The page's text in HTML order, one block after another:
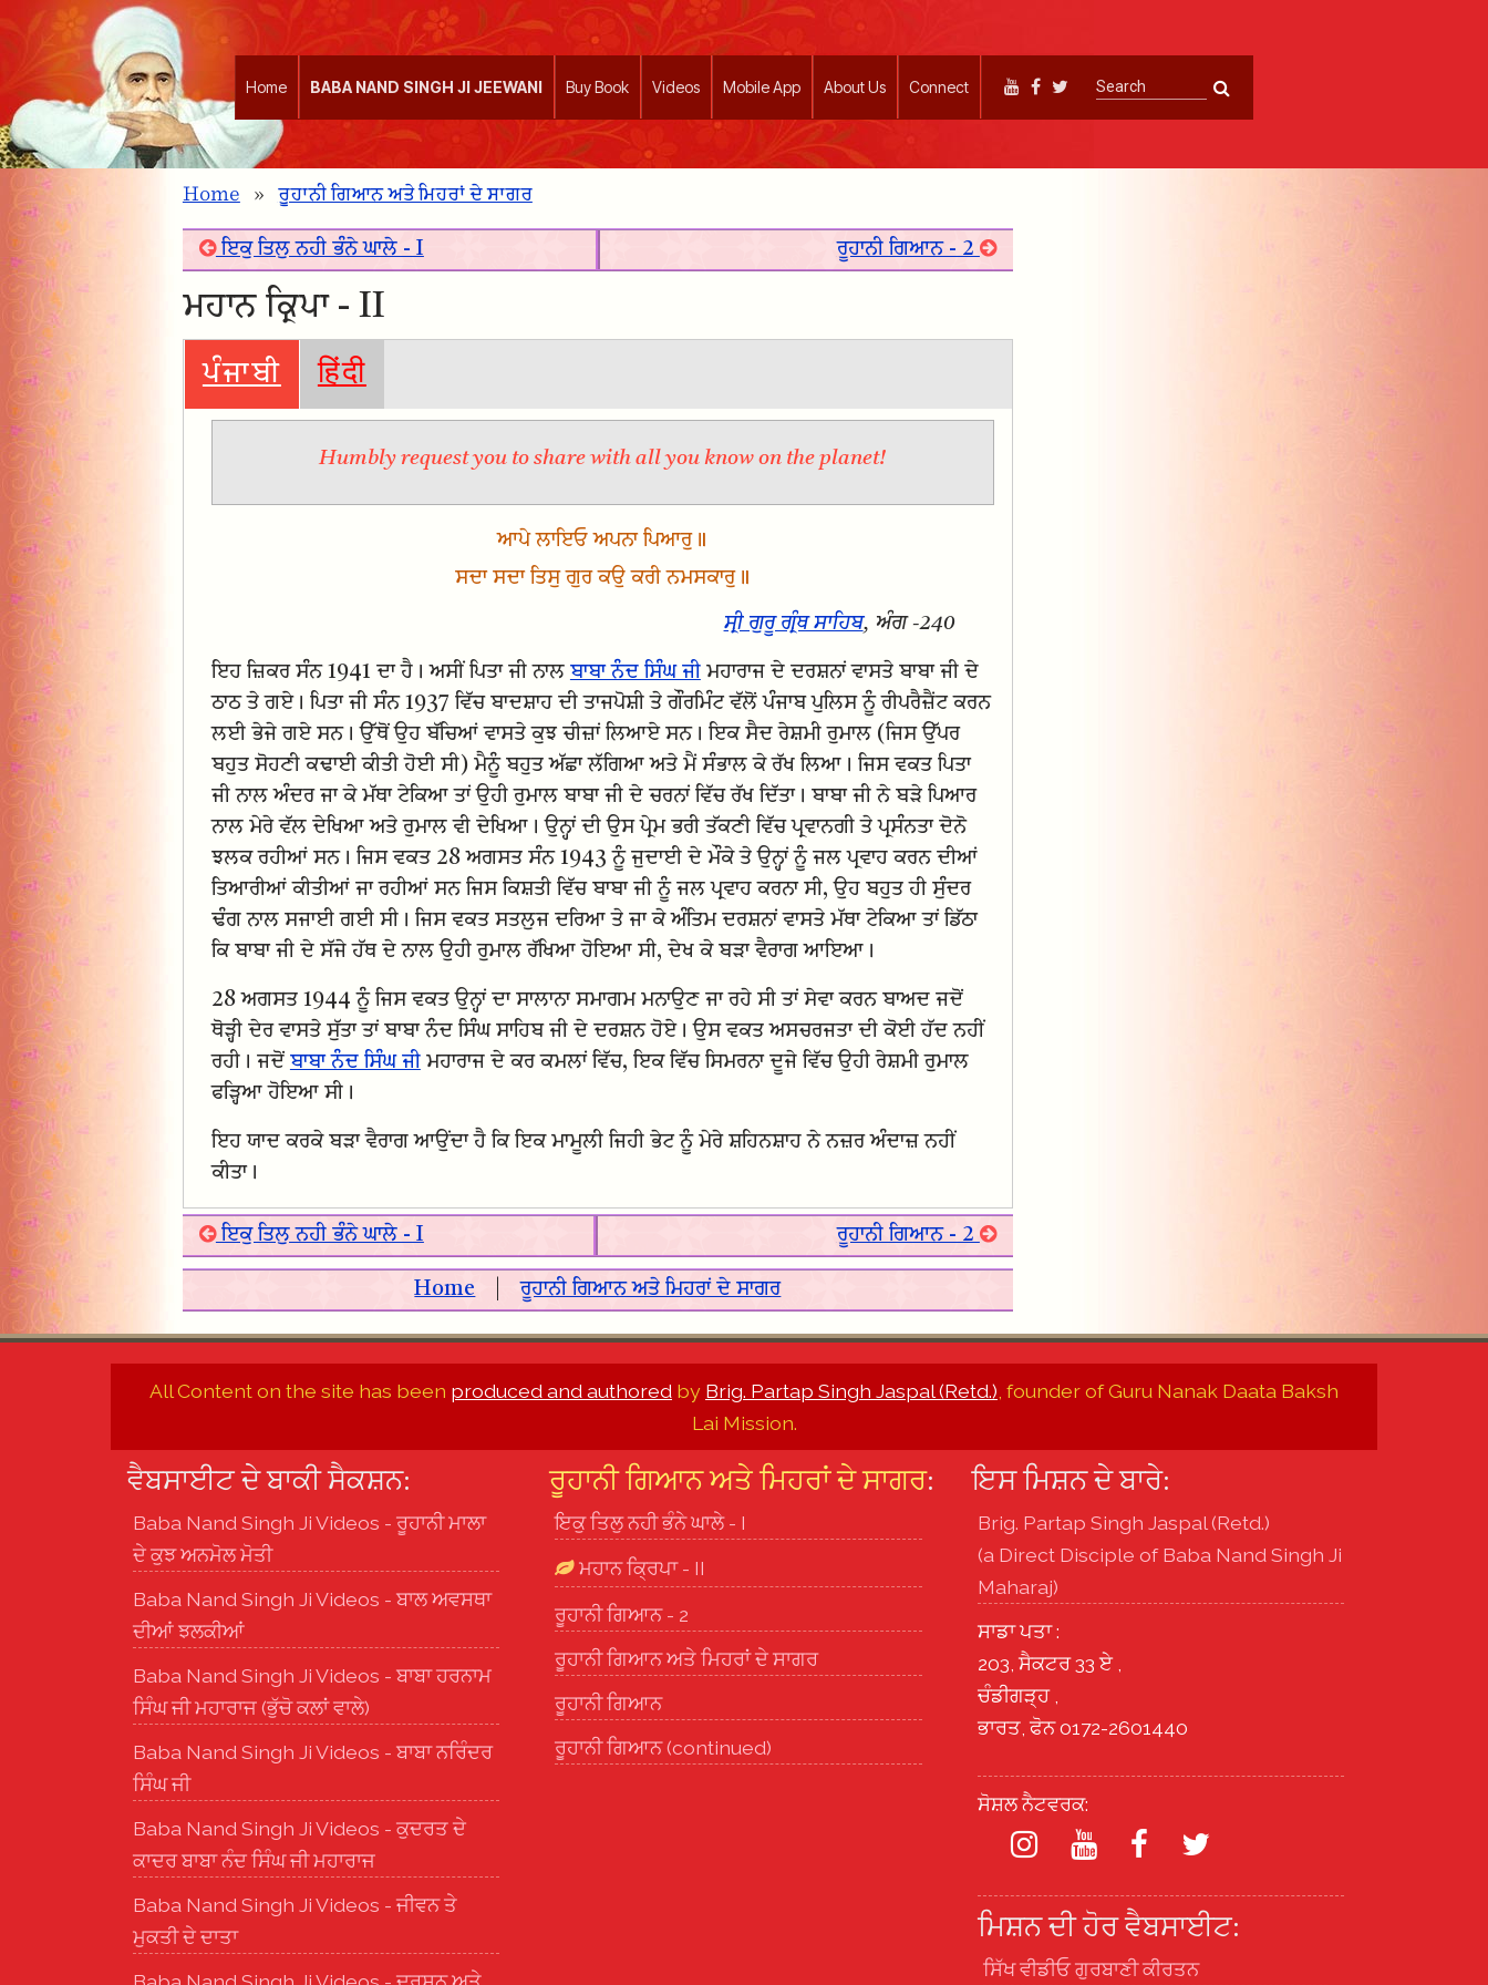
Home BABA NAND SINGH JI JEEWANI Buy Book Videos Mobile App About Us Connect
Home » ਰੂਹਾਨੀ ਗਿਆਨ ਅਤੇ ਮਿਹਰਾਂ ਦੇ ਸਾਗਰ
ਇਕੁ ਤਿਲੁ ਨਹੀ ਭੰਨੇ ਘਾਲੇ - I ਰੂਹਾਨੀ ਗਿਆਨ - 2
ਮਹਾਨ ਕ੍ਰਿਪਾ - II
ਪੰਜਾਬੀ हिंदी
Humbly request you to share with all you know on the planet!
ਆਪੇ ਲਾਇਓ ਅਪਨਾ ਪਿਆਰੁ॥
ਸਦਾ ਸਦਾ ਤਿਸੁ ਗੁਰ ਕਉ ਕਰੀ ਨਮਸਕਾਰੁ॥
ਸ੍ਰੀ ਗੁਰੂ ਗ੍ਰੰਥ ਸਾਹਿਬ, ਅੰਗ -240
ਇਹ ਜ਼ਿਕਰ ਸੰਨ 1941 ਦਾ ਹੈ। ਅਸੀਂ ਪਿਤਾ ਜੀ ਨਾਲ ਬਾਬਾ ਨੰਦ ਸਿੰਘ ਜੀਮਹਾਰਾਜ ਦੇ ਦਰਸ਼ਨਾਂ ਵਾਸਤੇ ਬਾਬਾ ਜੀ ਦੇ
ਠਾਠ ਤੇ ਗਏ। ਪਿਤਾ ਜੀ ਸੰਨ 1937 ਵਿੱਚ ਬਾਦਸ਼ਾਹ ਦੀ ਤਾਜਪੋਸ਼ੀ ਤੇ ਗੌਰਮਿੰਟ ਵੱਲੋਂ ਪੰਜਾਬ ਪੁਲਿਸ ਨੂੰ ਰੀਪਰੈਜ਼ੈਂਟ ਕਰਨ
ਲਈ ਭੇਜੇ ਗਏ ਸਨ। ਉੱਥੋਂ ਉਹ ਬੱਚਿਆਂ ਵਾਸਤੇ ਕੁਝ ਚੀਜ਼ਾਂ ਲਿਆਏ ਸਨ। ਇਕ ਸੈਦ ਰੇਸ਼ਮੀ ਰੁਮਾਲ (ਜਿਸ ਉੱਪਰ
ਬਹੁਤ ਸੋਹਣੀ ਕਢਾਈ ਕੀਤੀ ਹੋਈ ਸੀ) ਮੈਨੂੰ ਬਹੁਤ ਅੱਛਾ ਲੱਗਿਆ ਅਤੇ ਮੈਂ ਸੰਭਾਲ ਕੇ ਰੱਖ ਲਿਆ। ਜਿਸ ਵਕਤ ਪਿਤਾ
ਜੀ ਨਾਲ ਅੰਦਰ ਜਾ ਕੇ ਮੱਥਾ ਟੇਕਿਆ ਤਾਂ ਉਹੀ ਰੁਮਾਲ ਬਾਬਾ ਜੀ ਦੇ ਚਰਨਾਂ ਵਿੱਚ ਰੱਖ ਦਿੱਤਾ। ਬਾਬਾ ਜੀ ਨੇ ਬੜੇ ਪਿਆਰ
ਨਾਲ ਮੇਰੇ ਵੱਲ ਦੇਖਿਆ ਅਤੇ ਰੁਮਾਲ ਵੀ ਦੇਖਿਆ। ਉਨ੍ਹਾਂ ਦੀ ਉਸ ਪ੍ਰੇਮ ਭਰੀ ਤੱਕਣੀ ਵਿੱਚ ਪ੍ਰਵਾਨਗੀ ਤੇ ਪ੍ਰਸੰਨਤਾ ਦੋਨੋ
ਝਲਕ ਰਹੀਆਂ ਸਨ। ਜਿਸ ਵਕਤ 28 ਅਗਸਤ ਸੰਨ 1943 ਨੂੰ ਜੁਦਾਈ ਦੇ ਮੌਕੇ ਤੇ ਉਨ੍ਹਾਂ ਨੂੰ ਜਲ ਪ੍ਰਵਾਹ ਕਰਨ ਦੀਆਂ
ਤਿਆਰੀਆਂ ਕੀਤੀਆਂ ਜਾ ਰਹੀਆਂ ਸਨ ਜਿਸ ਕਿਸ਼ਤੀ ਵਿੱਚ ਬਾਬਾ ਜੀ ਨੂੰ ਜਲ ਪ੍ਰਵਾਹ ਕਰਨਾ ਸੀ, ਉਹ ਬਹੁਤ ਹੀ ਸੁੰਦਰ
ਢੰਗ ਨਾਲ ਸਜਾਈ ਗਈ ਸੀ। ਜਿਸ ਵਕਤ ਸਤਲੁਜ ਦਰਿਆ ਤੇ ਜਾ ਕੇ ਅੰਤਿਮ ਦਰਸ਼ਨਾਂ ਵਾਸਤੇ ਮੱਥਾ ਟੇਕਿਆ ਤਾਂ ਡਿੱਠਾ
ਕਿ ਬਾਬਾ ਜੀ ਦੇ ਸੱਜੇ ਹੱਥ ਦੇ ਨਾਲ ਉਹੀ ਰੁਮਾਲ ਰੱਖਿਆ ਹੋਇਆ ਸੀ, ਦੇਖ ਕੇ ਬੜਾ ਵੈਰਾਗ ਆਇਆ।
28 ਅਗਸਤ 1944 ਨੂੰ ਜਿਸ ਵਕਤ ਉਨ੍ਹਾਂ ਦਾ ਸਾਲਾਨਾ ਸਮਾਗਮ ਮਨਾਉਣ ਜਾ ਰਹੇ ਸੀ ਤਾਂ ਸੇਵਾ ਕਰਨ ਬਾਅਦ ਜਦੋਂ
ਥੋੜ੍ਹੀ ਦੇਰ ਵਾਸਤੇ ਸੁੱਤਾ ਤਾਂ ਬਾਬਾ ਨੰਦ ਸਿੰਘ ਸਾਹਿਬ ਜੀ ਦੇ ਦਰਸ਼ਨ ਹੋਏ। ਉਸ ਵਕਤ ਅਸਚਰਜਤਾ ਦੀ ਕੋਈ ਹੱਦ ਨਹੀਂ
ਰਹੀ। ਜਦੋਂ ਬਾਬਾ ਨੰਦ ਸਿੰਘ ਜੀਮਹਾਰਾਜ ਦੇ ਕਰ ਕਮਲਾਂ ਵਿੱਚ, ਇਕ ਵਿੱਚ ਸਿਮਰਨਾ ਦੂਜੇ ਵਿੱਚ ਉਹੀ ਰੇਸ਼ਮੀ ਰੁਮਾਲ
ਫੜ੍ਹਿਆ ਹੋਇਆ ਸੀ।
ਇਹ ਯਾਦ ਕਰਕੇ ਬੜਾ ਵੈਰਾਗ ਆਉਂਦਾ ਹੈ ਕਿ ਇਕ ਮਾਮੂਲੀ ਜਿਹੀ ਭੇਟ ਨੂੰ ਮੇਰੇ ਸ਼ਹਿਨਸ਼ਾਹ ਨੇ ਨਜ਼ਰ ਅੰਦਾਜ਼ ਨਹੀਂ
ਕੀਤਾ।
ਇਕੁ ਤਿਲੁ ਨਹੀ ਭੰਨੇ ਘਾਲੇ - I ਰੂਹਾਨੀ ਗਿਆਨ - 2
Home |ਰੂਹਾਨੀ ਗਿਆਨ ਅਤੇ ਮਿਹਰਾਂ ਦੇ ਸਾਗਰ
All Content on the site has been produced and authored by Brig. Partap Singh Jaspal (Retd.) , founder of Guru Nanak Daata Baksh
Lai Mission.
ਵੈਬਸਾਈਟ ਦੇ ਬਾਕੀ ਸੈਕਸ਼ਨ:
Baba Nand Singh Ji Videos - ਰੂਹਾਨੀ ਮਾਲਾ
ਦੇ ਕੁਝ ਅਨਮੋਲ ਮੋਤੀ
Baba Nand Singh Ji Videos - ਬਾਲ ਅਵਸਥਾ
ਦੀਆਂ ਝਲਕੀਆਂ
Baba Nand Singh Ji Videos - ਬਾਬਾ ਹਰਨਾਮ
ਸਿੰਘ ਜੀ ਮਹਾਰਾਜ (ਭੁੱਚੋ ਕਲਾਂ ਵਾਲੇ)
Baba Nand Singh Ji Videos - ਬਾਬਾ ਨਰਿੰਦਰ
ਸਿੰਘ ਜੀ
Baba Nand Singh Ji Videos - ਕੁਦਰਤ ਦੇ
ਕਾਦਰ ਬਾਬਾ ਨੰਦ ਸਿੰਘ ਜੀ ਮਹਾਰਾਜ
Baba Nand Singh Ji Videos - ਜੀਵਨ ਤੇ
ਮੁਕਤੀ ਦੇ ਦਾਤਾ
ਰੂਹਾਨੀ ਗਿਆਨ ਅਤੇ ਮਿਹਰਾਂ ਦੇ ਸਾਗਰ:
ਇਕੁ ਤਿਲੁ ਨਹੀ ਭੰਨੇ ਘਾਲੇ - I
ਮਹਾਨ ਕ੍ਰਿਪਾ - II
ਰੂਹਾਨੀ ਗਿਆਨ - 2
ਰੂਹਾਨੀ ਗਿਆਨ ਅਤੇ ਮਿਹਰਾਂ ਦੇ ਸਾਗਰ
ਰੂਹਾਨੀ ਗਿਆਨ
ਰੂਹਾਨੀ ਗਿਆਨ (continued)
ਇਸ ਮਿਸ਼ਨ ਦੇ ਬਾਰੇ:
Brig. Partap Singh Jaspal (Retd.)
(a Direct Disciple of Baba Nand Singh Ji
Maharaj)
ਸਾਡਾ ਪਤਾ :
203, ਸੈਕਟਰ 33 ਏ ,
ਚੰਡੀਗੜ੍ਹ ,
ਭਾਰਤ, ਫੋਨ 0172-2601440
ਸੋਸ਼ਲ ਨੈਟਵਰਕ:
ਮਿਸ਼ਨ ਦੀ ਹੋਰ ਵੈਬਸਾਈਟ:
ਸਿੱਖ ਵੀਡੀਓ ਗੁਰਬਾਣੀ ਕੀਰਤਨ